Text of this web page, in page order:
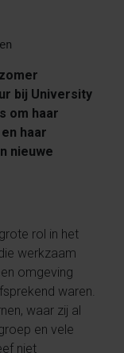
bij University
om haar
haar
nieuwe
rol in het
werkzaam
omgeving
waren.
waar zij al
en vele
niet